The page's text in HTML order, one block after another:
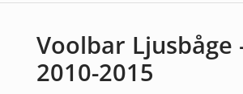
Voolbar Ljusbåge
2010-2015